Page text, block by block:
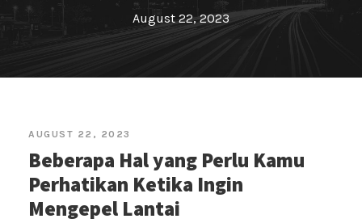
August 22, 2023
AUGUST 22, 2023
Beberapa Hal yang Perlu Kamu
Perhatikan Ketika Ingin
Mengepel Lantai